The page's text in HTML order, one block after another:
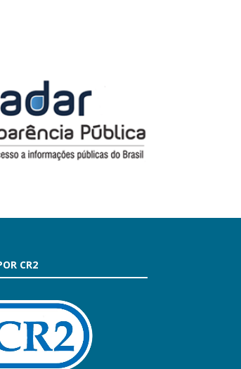
CR2